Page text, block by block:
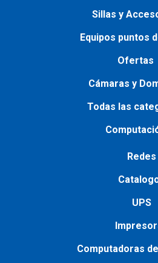
Sillas y
Equipos puntos
Ofertas
Cámaras y
Todas las
Redes
UPS
Сomputadoras